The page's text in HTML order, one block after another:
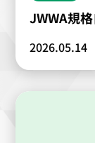
JWWA規
2026.05.14